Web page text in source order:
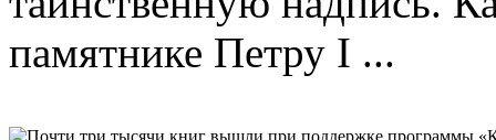
памятнике Петру I ...